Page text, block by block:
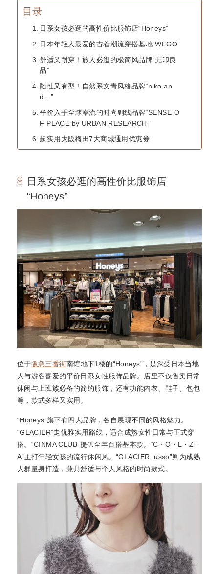
目录
日系女孩必逛的高性价比服饰店“Honeys”
日本年轻人最爱的古着潮流穿搭基地“WEGO”
舒适又耐穿！旅人必逛的极简风品牌“无印良
品”
随性又有型！自然系文青风格品牌“niko an
d…”
平价入手全球潮流的时尚副线品牌“SENSE O
F PLACE by URBAN RESEARCH”
超实用大阪梅田7大商城通用优惠券
日系女孩必逛的高性价比服饰店
“Honeys”
位于阪急三番街南馆地下1楼的“Honeys”，是深受日本当地
人与游客喜爱的平价日系女性服饰品牌。店里不仅售卖日常
休闲与上班族必备的简约服饰，还有功能内衣、鞋子、包包
等，款式多样又实用。
“Honeys”旗下有四大品牌，各自展现不同的风格魅力。
“GLACIER”走优雅实用路线，适合成熟女性日常与正式穿
搭。“CINMA CLUB”提供全年百搭基本款。“C・O・L・Z・
A”主打年轻女孩的流行休闲风。“GLACIER Iusso”则为成熟
人群量身打造，兼具舒适与个人风格的时尚款式。